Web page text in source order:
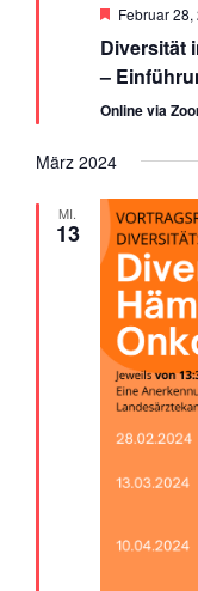
Empfohlen
Februar
Diversität
–
Online via
März 2024
MI.
13